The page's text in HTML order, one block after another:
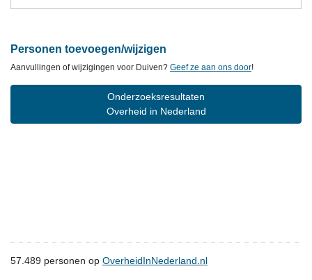
Personen toevoegen/wijzigen
Aanvullingen of wijzigingen voor Duiven? Geef ze aan ons door!
Onderzoeksresultaten
Overheid in Nederland
57.489 personen op OverheidInNederland.nl